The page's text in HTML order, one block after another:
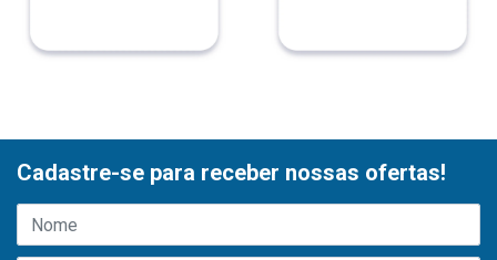
Cadastre-se para receber nossas ofertas!